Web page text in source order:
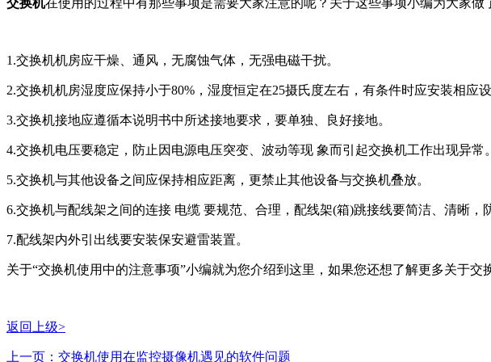
交换机在使用的过程中有那些事项是需要大家注意的呢？关于这些事项小编为大家做
1.交换机机房应干燥、通风，无腐蚀气体，无强电磁干扰。
2.交换机机房湿度应保持小于80%，湿度恒定在25摄氏度左右，有条件时应安装相应设
3.交换机接地应遵循本说明书中所述接地要求，要单独、良好接地。
4.交换机电压要稳定，防止因电源电压突变、波动等现 象而引起交换机工作出现异常。
5.交换机与其他设备之间应保持相应距离，更禁止其他设备与交换机叠放。
6.交换机与配线架之间的连接 电缆 要规范、合理，配线架(箱)跳接线要简洁、清晰，
7.配线架内外引出线要安装保安避雷装置。
关于“交换机使用中的注意事项”小编就为您介绍到这里，如果您还想了解更多关于
返回上级>
上一页：交换机使用在监控摄像机遇见的软件问题